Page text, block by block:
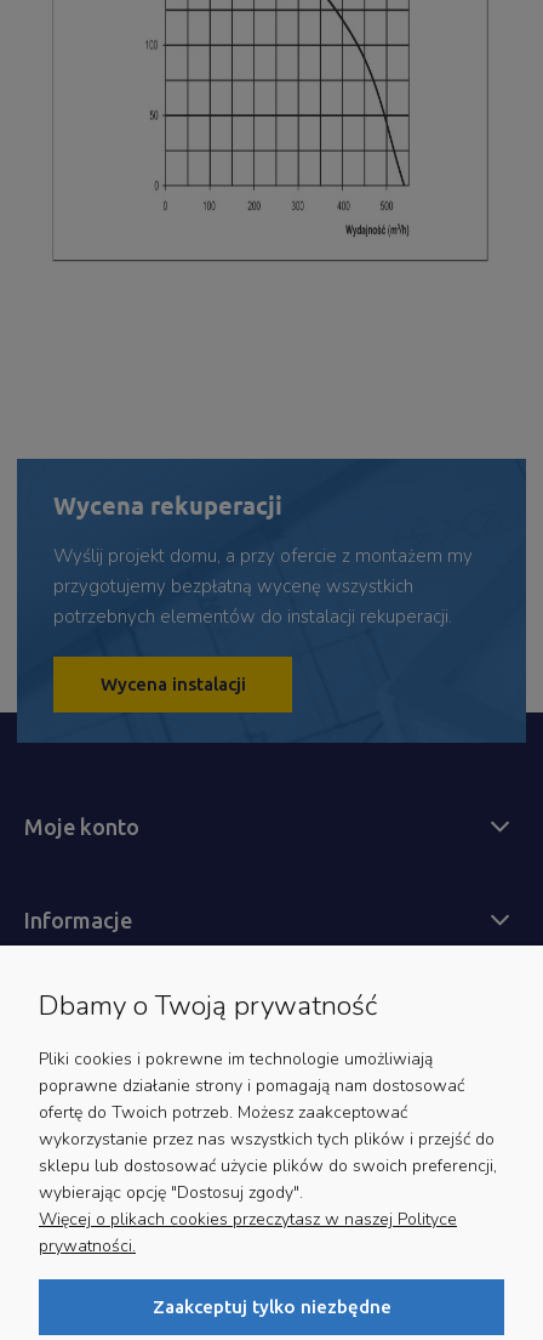
Wycena rekuperacji
Wyślij projekt domu, a przy ofercie z montażem my
przygotujemy bezpłatną wycenę wszystkich
potrzebnych elementów do instalacji rekuperacji.
Wycena instalacji
Moje konto
Informacje
Obsługa klienta
Zapisz się do newslettera
Bądź na bieżąco z nowościami i promocjami
Twoje dane będą przetwarzane zgodnie z nasząpolityką
prywatności
Dbamy o Twoją prywatność
Pliki cookies i pokrewne im technologie umożliwiają
poprawne działanie strony i pomagają nam dostosować
ofertę do Twoich potrzeb. Możesz zaakceptować
wykorzystanie przez nas wszystkich tych plików i przejść do
sklepu lub dostosować użycie plików do swoich preferencji,
wybierając opcję "Dostosuj zgody".
Więcej o plikach cookies przeczytasz w naszej Polityce
prywatności.
Zaakceptuj tylko niezbędne